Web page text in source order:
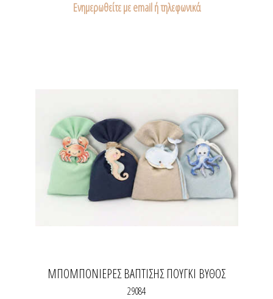
Ενημερωθείτε με email ή τηλεφωνικά
ΜΠΟΜΠΟΝΙΈΡΕΣ ΒΆΠΤΙΣΗΣ ΠΟΥΓΚΊ ΒΥΘΌΣ
29084